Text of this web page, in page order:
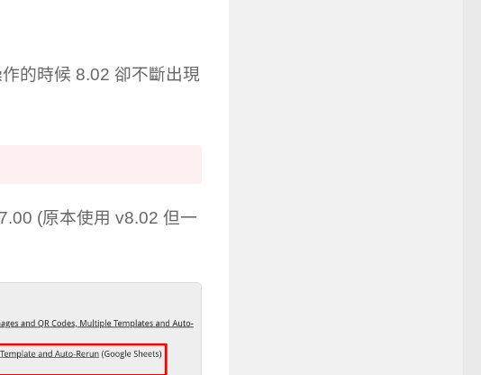
的時候 8.02 卻不斷出現
(原本使用 v8.02 但一